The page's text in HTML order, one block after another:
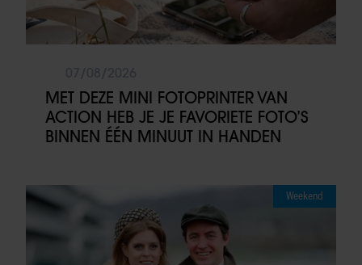
MET DEZE MINI FOTOPRINTER VAN
ACTION HEB JE JE FAVORIETE FOTO’S
BINNEN ÉÉN MINUUT IN HANDEN
Weekend